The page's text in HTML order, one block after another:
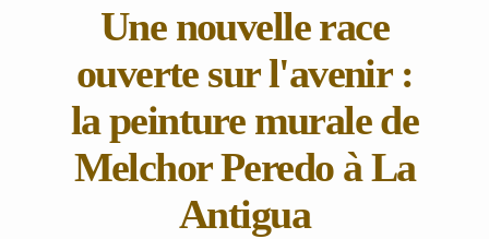
Une nouvelle race
ouverte sur l'avenir :
la peinture murale de
Melchor Peredo à La
Antigua